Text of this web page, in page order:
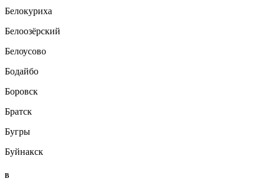
Белокуриха
Белоозёрский
Белоусово
Бодайбо
Боровск
Братск
Бугры
Буйнакск
В